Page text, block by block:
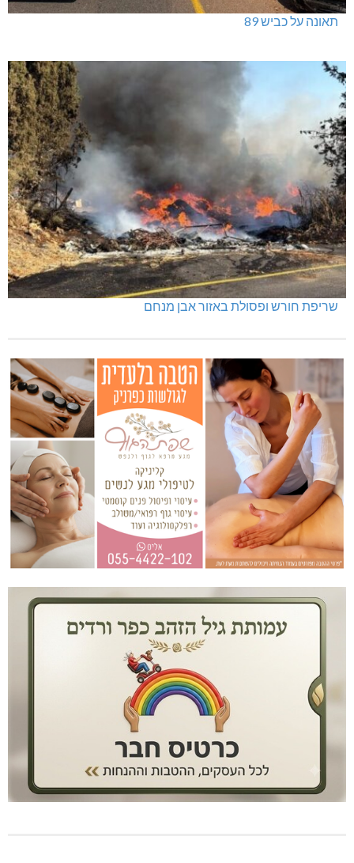
ינוח: מבנה רב תכליתי ב-120 מלש"ח
תאונה על כביש 89
שריפת חורש ופסולת באזור אבן מנחם